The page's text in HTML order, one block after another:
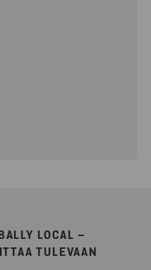
LOCAL –
TULEVAAN